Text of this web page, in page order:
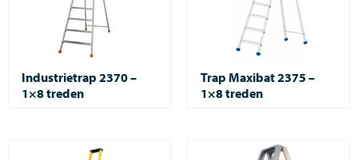
Industrietrap 2370 –
1×8 treden
Trap Maxibat 2375 –
1×8 treden